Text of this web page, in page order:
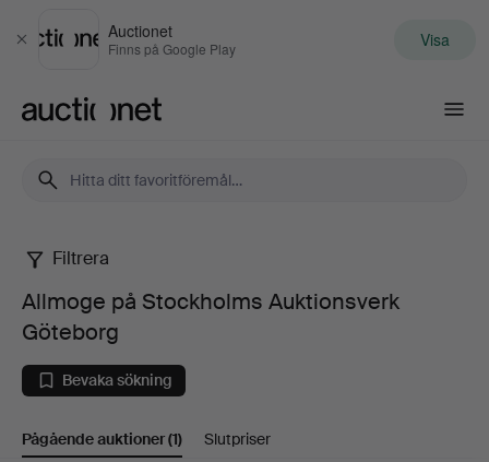
Stäng
Auctionet
Finns på Google Play Visa
Allmoge
på
Stockholms
Auktionsverk
Filtrera
Allmoge på Stockholms Auktionsverk
Göteborg
Bevaka sökning
Pågående auktioner(1) Slutpriser